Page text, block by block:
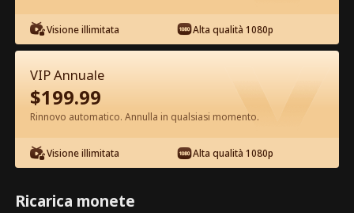
Episodio 39 - Odiata dal branco,
amata dall'Alfa Film completo
0-49 50-70 Tutti gli episodi
39 40 42
Visione illimitata Alta qualità 1080p
VIP Annuale
$199.99
Rinnovo automatico. Annulla in qualsiasi momento.
Visione illimitata Alta qualità 1080p
Ricarica monete